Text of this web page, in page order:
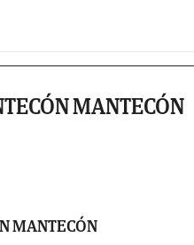
MANTECÓN
MANTECÓN